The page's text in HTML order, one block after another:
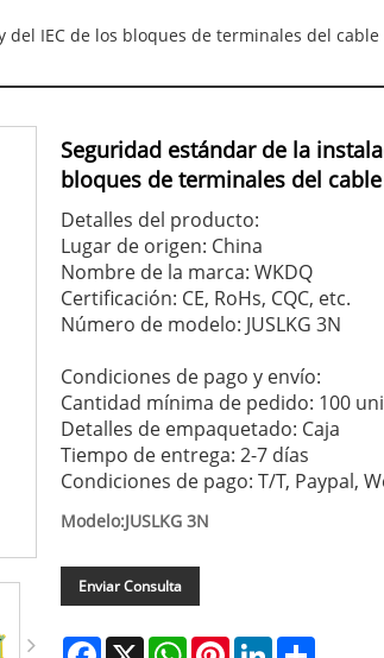
IEC de los bloques de terminales del cable
Seguridad estándar de la
bloques de terminales del
Detalles del producto:
Lugar de origen: China
Nombre de la marca: WKDQ
Certificación: CE, RoHs, CQC, etc.
Número de modelo: JUSLKG 3N
Condiciones de pago y envío:
Cantidad mínima de pedido: 100
Detalles de empaquetado: Caja
Tiempo de entrega: 2-7 días
Condiciones de pago: T/T, Paypal,
Modelo:JUSLKG 3N
Enviar Consulta
Facebook
X WhatsApp
PinterestLinkedIn